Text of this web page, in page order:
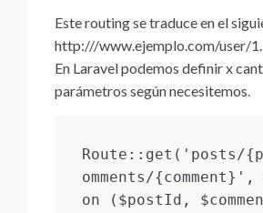
Este routing se traduce en el
http:///www.ejemplo.com/user/1.
En Laravel podemos definir x
parámetros según necesitemos.
Route::get('posts/
omments/
on ($postId,